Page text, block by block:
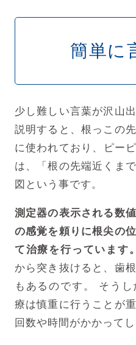
簡単に
少し難しい言葉が沢山
説明すると、根っこの
に使われており、
ピー
は、「根の先端近くま
図という事です。
測定器の表示される数
の感覚を頼りに根尖の
て治療を行っています。
から突き抜けると、歯
もあるのです。
そうし
療は慎重に行うことが
回数や時間がかかって